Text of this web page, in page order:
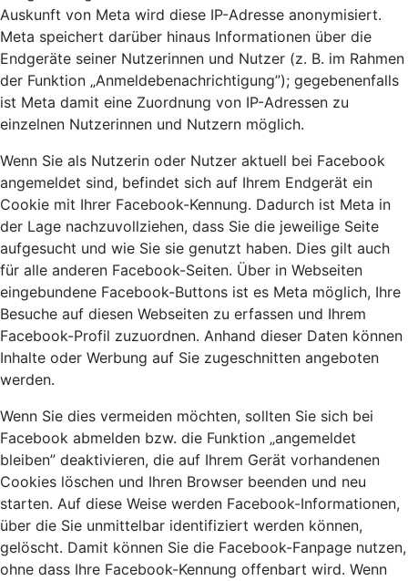
Auskunft von Meta wird diese IP-Adresse anonymisiert.
Meta speichert darüber hinaus Informationen über die
Endgeräte seiner Nutzerinnen und Nutzer (z. B. im Rahmen
der Funktion „Anmeldebenachrichtigung”); gegebenenfalls
ist Meta damit eine Zuordnung von IP-Adressen zu
einzelnen Nutzerinnen und Nutzern möglich.
Wenn Sie als Nutzerin oder Nutzer aktuell bei Facebook
angemeldet sind, befindet sich auf Ihrem Endgerät ein
Cookie mit Ihrer Facebook-Kennung. Dadurch ist Meta in
der Lage nachzuvollziehen, dass Sie die jeweilige Seite
aufgesucht und wie Sie sie genutzt haben. Dies gilt auch
für alle anderen Facebook-Seiten. Über in Webseiten
eingebundene Facebook-Buttons ist es Meta möglich, Ihre
Besuche auf diesen Webseiten zu erfassen und Ihrem
Facebook-Profil zuzuordnen. Anhand dieser Daten können
Inhalte oder Werbung auf Sie zugeschnitten angeboten
werden.
Wenn Sie dies vermeiden möchten, sollten Sie sich bei
Facebook abmelden bzw. die Funktion „angemeldet
bleiben” deaktivieren, die auf Ihrem Gerät vorhandenen
Cookies löschen und Ihren Browser beenden und neu
starten. Auf diese Weise werden Facebook-Informationen,
über die Sie unmittelbar identifiziert werden können,
gelöscht. Damit können Sie die Facebook-Fanpage nutzen,
ohne dass Ihre Facebook-Kennung offenbart wird. Wenn